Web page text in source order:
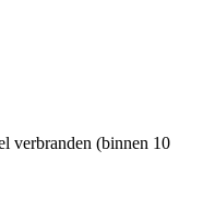
verbranden (binnen 10